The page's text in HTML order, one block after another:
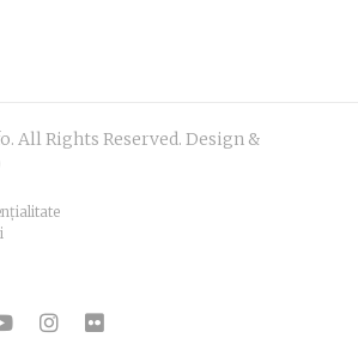
All Rights Reserved. Design &